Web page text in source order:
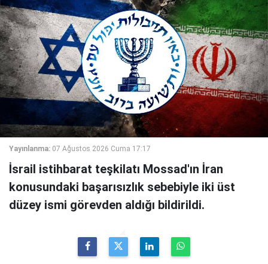
Yayınlanma: 07 Ağustos 2026 Cuma 17:17
İsrail istihbarat teşkilatı Mossad'ın İran
konusundaki başarısızlık sebebiyle iki üst
düzey ismi görevden aldığı bildirildi.